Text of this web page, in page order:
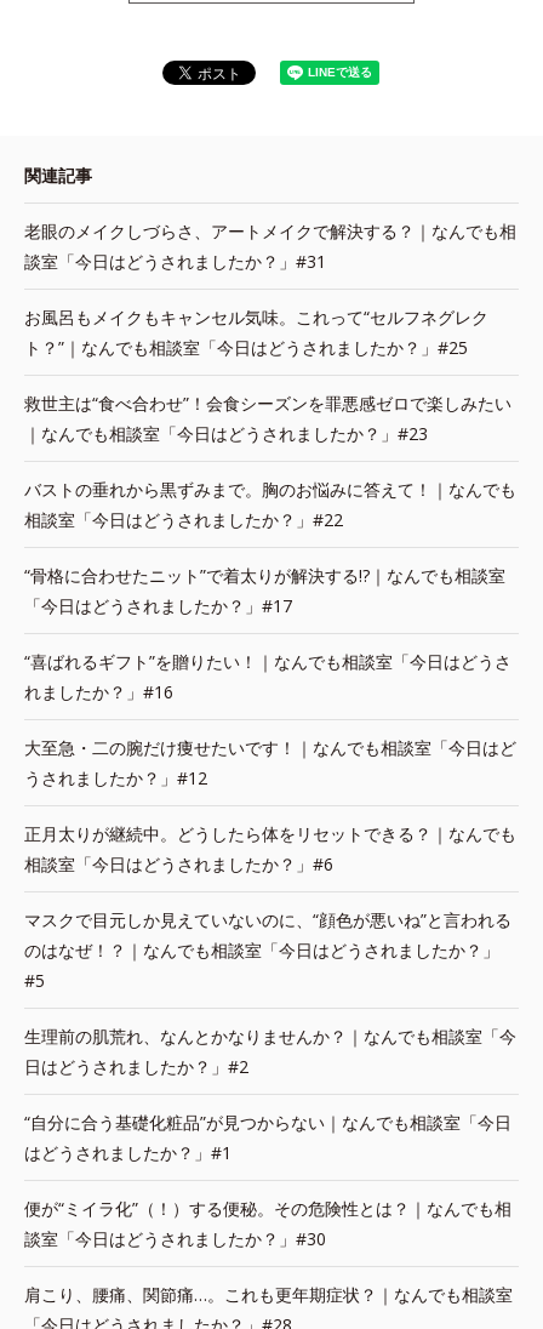
関連記事
老眼のメイクしづらさ、アートメイクで解決する？｜なんでも相
談室「今日はどうされましたか？」#31
お風呂もメイクもキャンセル気味。これって“セルフネグレク
ト？”｜なんでも相談室「今日はどうされましたか？」#25
救世主は“食べ合わせ”！会食シーズンを罪悪感ゼロで楽しみたい
｜なんでも相談室「今日はどうされましたか？」#23
バストの垂れから黒ずみまで。胸のお悩みに答えて！｜なんでも
相談室「今日はどうされましたか？」#22
“骨格に合わせたニット”で着太りが解決する!?｜なんでも相談室
「今日はどうされましたか？」#17
“喜ばれるギフト”を贈りたい！｜なんでも相談室「今日はどうさ
れましたか？」#16
大至急・二の腕だけ痩せたいです！｜なんでも相談室「今日はど
うされましたか？」#12
正月太りが継続中。どうしたら体をリセットできる？｜なんでも
相談室「今日はどうされましたか？」#6
マスクで目元しか見えていないのに、“顔色が悪いね”と言われる
のはなぜ！？｜なんでも相談室「今日はどうされましたか？」
#5
生理前の肌荒れ、なんとかなりませんか？｜なんでも相談室「今
日はどうされましたか？」#2
“自分に合う基礎化粧品”が見つからない｜なんでも相談室「今日
はどうされましたか？」#1
便が“ミイラ化”（！）する便秘。その危険性とは？｜なんでも相
談室「今日はどうされましたか？」#30
肩こり、腰痛、関節痛…。これも更年期症状？｜なんでも相談室